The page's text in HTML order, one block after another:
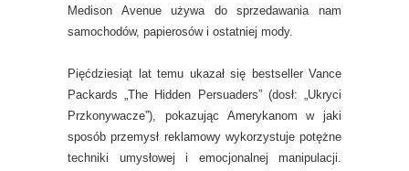
Medison Avenue używa do sprzedawania nam
samochodów, papierosów i ostatniej mody.
Pięćdziesiąt lat temu ukazał się bestseller Vance
Packards „The Hidden Persuaders” (dosł: „Ukryci
Przkonywacze”), pokazując Amerykanom w jaki
sposób przemysł reklamowy wykorzystuje potężne
techniki umysłowej i emocjonalnej manipulacji.